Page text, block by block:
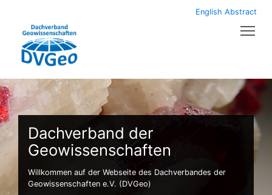
English Abstract
Dachverband der
Geowissenschaften
Willkommen auf der Webseite des Dachverbandes der
Geowissenschaften e.V. (DVGeo)